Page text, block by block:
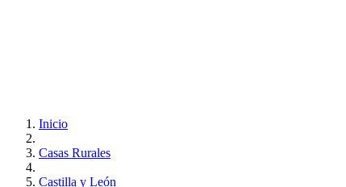
Inicio
Casas Rurales
Castilla y León